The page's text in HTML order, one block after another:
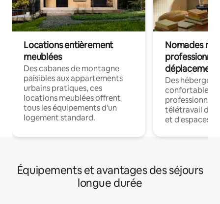
Locations entièrement
meublées
Des cabanes de montagne
paisibles aux appartements
urbains pratiques, ces
locations meublées offrent
tous les équipements d'un
logement standard.
Nomades
déplacement
Des
confortables
professionnels
télétravail
et d'espaces
Équipements et avantages des séjours
longue durée